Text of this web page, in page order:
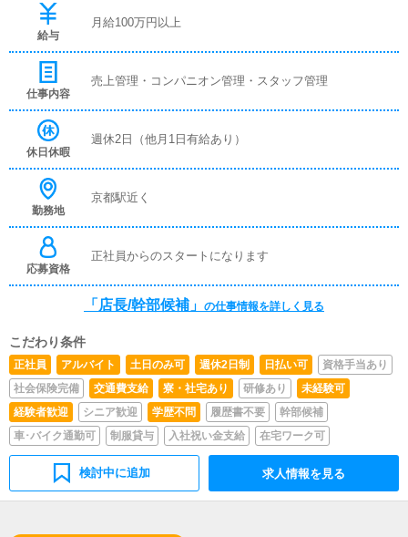
給与
月給100万円以上
仕事内容
売上管理・コンパニオン管理・スタッフ管理
休日休暇
週休2日（他月1日有給あり）
勤務地
京都駅近く
応募資格
正社員からのスタートになります
「店長/幹部候補」 の仕事情報を詳しく見る
こだわり条件
正社員 アルバイト 土日のみ可 週休2日制 日払い可
資格手当あり
社会保険完備
交通費支給 寮・社宅あり 研修あり
未経験可
経験者歓迎
シニア歓迎 学歴不問 履歴書不要
幹部候補
車･バイク通勤可
制服貸与 入社祝い金支給 在宅ワーク可
検討中に追加 求人情報を見る